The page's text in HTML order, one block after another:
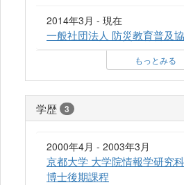
2014年3月 - 現在
一般社団法人 防災教育普及
もっとみる
学歴 3
2000年4月 - 2003年3月
京都大学 大学院情報学研究
博士後期課程